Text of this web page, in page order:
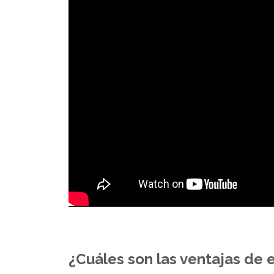
¿Cuáles son las ventajas de